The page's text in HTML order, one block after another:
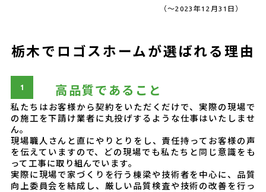
（～2023年12月31日）
栃木でロゴスホームが選ばれる理由
高品質であること
私たちはお客様から契約をいただくだけで、実際の現場で
の施工を下請け業者に丸投げするような仕事はいたしませ
ん。
現場職人さんと直にやりとりをし、責任持ってお客様の声
を伝えていますので、どの現場でも私たちと同じ意識をも
って工事に取り組んでいます。
実際に現場で家づくりを行う棟梁や技術者を中心に、品質
向上委員会を結成し、厳しい品質検査や技術の改善を行っ